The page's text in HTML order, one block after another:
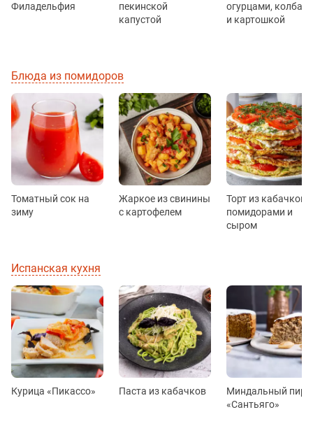
Филадельфия
пекинской
капустой
огурцами,
и картошкой
Блюда из помидоров
Томатный сок на
зиму
Жаркое из свинины
с картофелем
Торт из кабачков с
помидорами и
сыром
Испанская кухня
Курица «Пикассо» Паста из кабачков
Миндальный
«Сантьяго»